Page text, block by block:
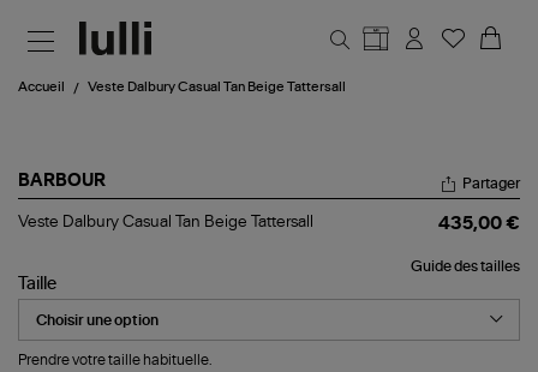
Accueil Veste Dalbury Casual Tan Beige Tattersall
BARBOUR
Veste
Tan
Beige
Tattersall
Partager
Veste Dalbury Casual Tan Beige Tattersall 435,00 €
Guide des tailles
Taille
Prendre votre taille habituelle.